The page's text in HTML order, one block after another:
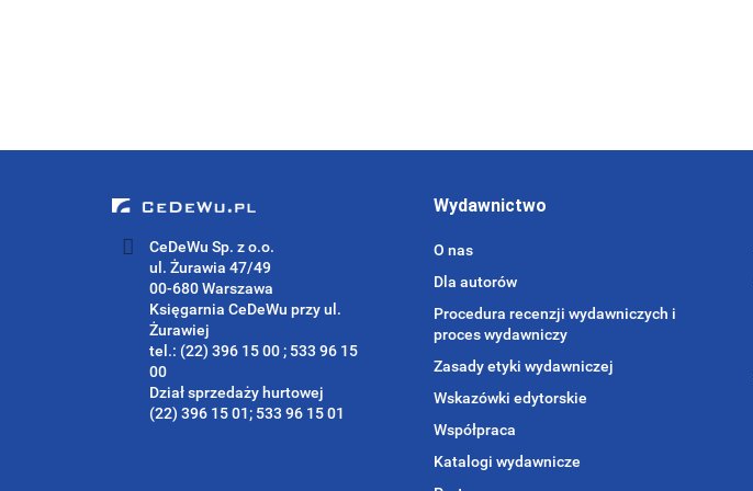
CeDeWu Sp. z o.o.
ul. Żurawia 47/49
00-680 Warszawa
Księgarnia CeDeWu przy ul.
Żurawiej
tel.: (22) 396 15 00 ; 533 96 15
00
Dział sprzedaży hurtowej
(22) 396 15 01; 533 96 15 01
Wydawnictwo
O nas
Dla autorów
Procedura recenzji wydawniczych i
proces wydawniczy
Zasady etyki wydawniczej
Wskazówki edytorskie
Współpraca
Katalogi wydawnicze